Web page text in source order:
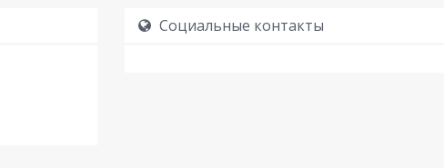
Социальные контакты